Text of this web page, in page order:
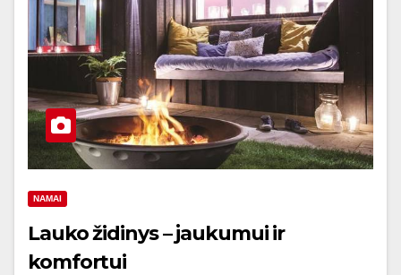
NAMAI
Lauko židinys – jaukumui ir
komfortui